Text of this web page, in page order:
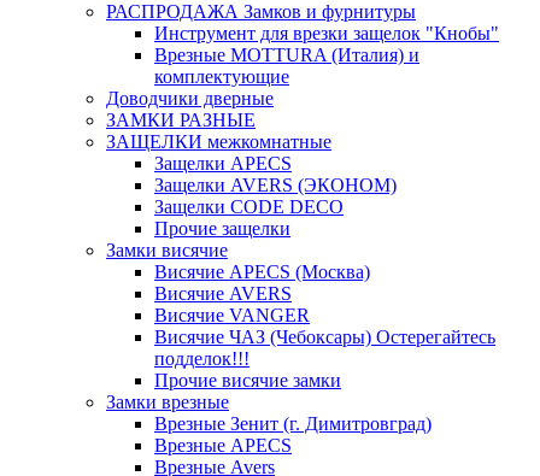
РАСПРОДАЖА Замков и фурнитуры
Инструмент для врезки защелок "Кнобы"
Врезные MOTTURA (Италия) и
комплектующие
Доводчики дверные
ЗАМКИ РАЗНЫЕ
ЗАЩЕЛКИ межкомнатные
Защелки APECS
Защелки AVERS (ЭКОНОМ)
Защелки CODE DECO
Прочие защелки
Замки висячие
Висячие APECS (Москва)
Висячие AVERS
Висячие VANGER
Висячие ЧАЗ (Чебоксары) Остерегайтесь
подделок!!!
Прочие висячие замки
Замки врезные
Врезные Зенит (г. Димитровград)
Врезные APECS
Врезные Avers